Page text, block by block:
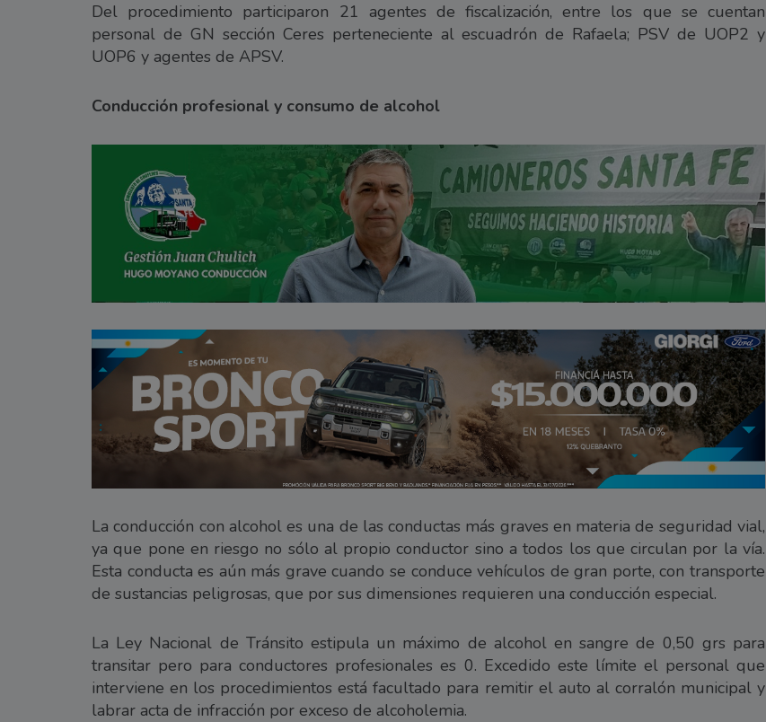
Del procedimiento participaron 21 agentes de fiscalización, entre los que se cuentan
personal de GN sección Ceres perteneciente al escuadrón de Rafaela; PSV de UOP2 y
UOP6 y agentes de APSV.
Conducción profesional y consumo de alcohol
La conducción con alcohol es una de las conductas más graves en materia de seguridad vial,
ya que pone en riesgo no sólo al propio conductor sino a todos los que circulan por la vía.
Esta conducta es aún más grave cuando se conduce vehículos de gran porte, con transporte
de sustancias peligrosas, que por sus dimensiones requieren una conducción especial.
La Ley Nacional de Tránsito estipula un máximo de alcohol en sangre de 0,50 grs para
transitar pero para conductores profesionales es 0. Excedido este límite el personal que
interviene en los procedimientos está facultado para remitir el auto al corralón municipal y
labrar acta de infracción por exceso de alcoholemia.